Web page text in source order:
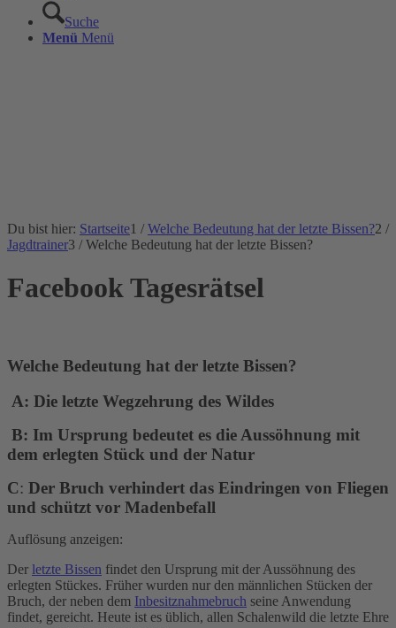
Suche
Menü Menü
Du bist hier: Startseite1 / Welche Bedeutung hat der letzte Bissen?2 /
Jagdtrainer3 / Welche Bedeutung hat der letzte Bissen?
Facebook Tagesrätsel
Welche Bedeutung hat der letzte Bissen?
A: Die letzte Wegzehrung des Wildes
B: Im Ursprung bedeutet es die Aussöhnung mit
dem erlegten Stück und der Natur
C: Der Bruch verhindert das Eindringen von Fliegen
und schützt vor Madenbefall
Auflösung anzeigen:
Der letzte Bissen findet den Ursprung mit der Aussöhnung des
erlegten Stückes. Früher wurden nur den männlichen Stücken der
Bruch, der neben dem Inbesitznahmebruch seine Anwendung
findet, gereicht. Heute ist es üblich, allen Schalenwild die letzte Ehre